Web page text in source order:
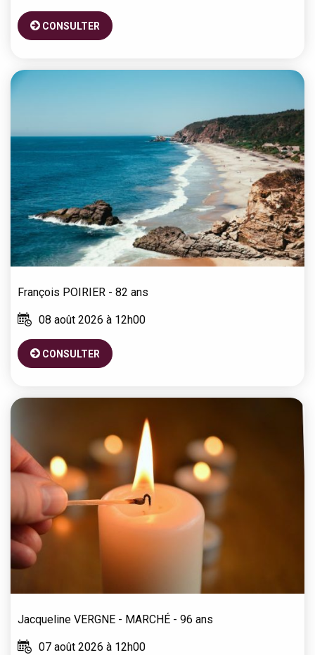
CONSULTER
François POIRIER - 82 ans
08 août 2026 à 12h00
CONSULTER
Jacqueline VERGNE - MARCHÉ - 96 ans
07 août 2026 à 12h00